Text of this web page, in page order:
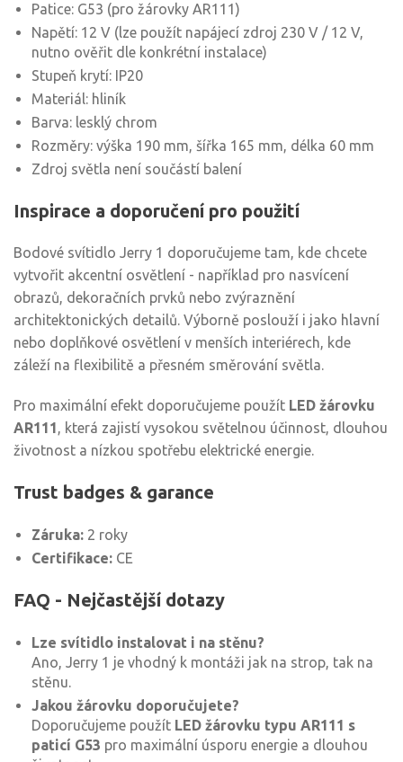
Patice: G53 (pro žárovky AR111)
Napětí: 12 V (lze použít napájecí zdroj 230 V / 12 V,
nutno ověřit dle konkrétní instalace)
Stupeň krytí: IP20
Materiál: hliník
Barva: lesklý chrom
Rozměry: výška 190 mm, šířka 165 mm, délka 60 mm
Zdroj světla není součástí balení
Inspirace a doporučení pro použití
Bodové svítidlo Jerry 1 doporučujeme tam, kde chcete
vytvořit akcentní osvětlení - například pro nasvícení
obrazů, dekoračních prvků nebo zvýraznění
architektonických detailů. Výborně poslouží i jako hlavní
nebo doplňkové osvětlení v menších interiérech, kde
záleží na flexibilitě a přesném směrování světla.
Pro maximální efekt doporučujeme použít LED žárovku
AR111, která zajistí vysokou světelnou účinnost, dlouhou
životnost a nízkou spotřebu elektrické energie.
Trust badges & garance
Záruka: 2 roky
Certifikace: CE
FAQ - Nejčastější dotazy
Lze svítidlo instalovat i na stěnu?
Ano, Jerry 1 je vhodný k montáži jak na strop, tak na
stěnu.
Jakou žárovku doporučujete?
Doporučujeme použít LED žárovku typu AR111 s
paticí G53 pro maximální úsporu energie a dlouhou